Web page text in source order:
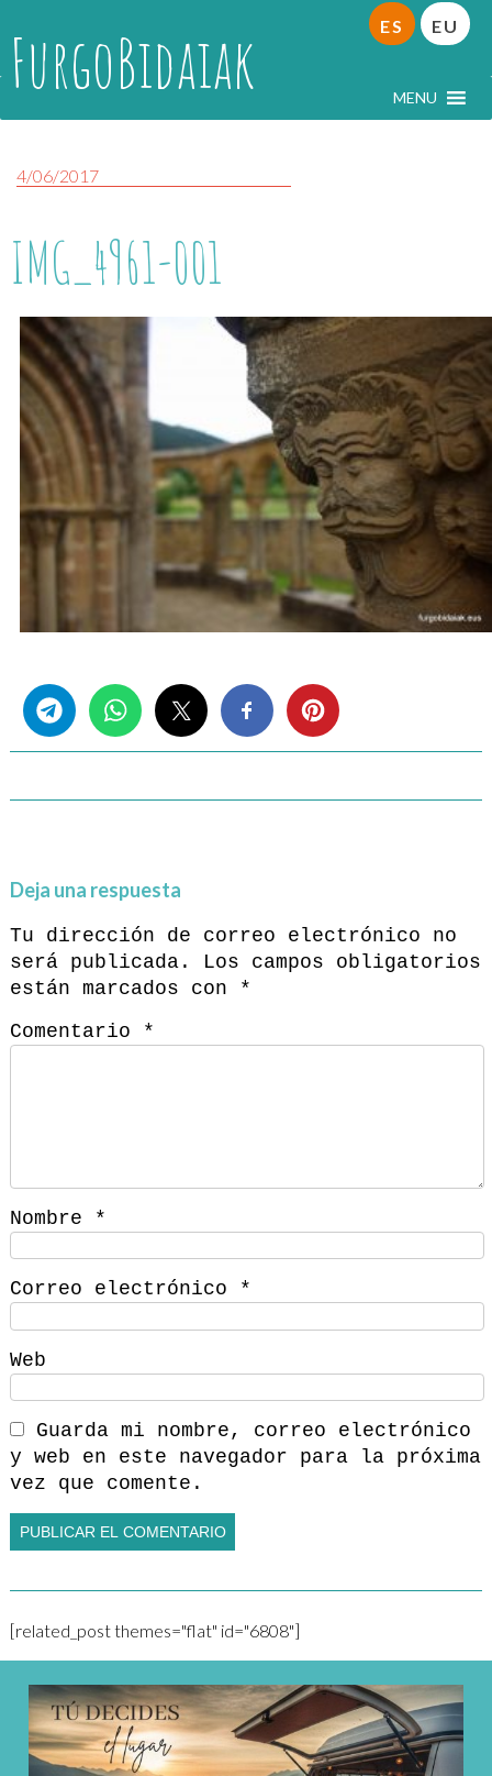
FurgoBidaiak MENU
ES EU
4/06/2017
IMG_4961-001
Deja una respuesta
Tu dirección de correo electrónico no
será publicada.
Los campos obligatorios
están marcados con
*
Comentario
*
Nombre *
Correo electrónico *
Web
Guarda mi nombre, correo electrónico
y web en este navegador para la próxima
vez que comente.
[related_post themes="flat" id="6808"]